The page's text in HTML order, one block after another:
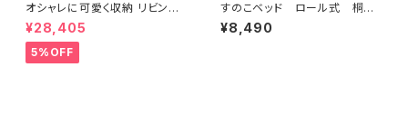
オシャレに可愛く収納 リビング
用ローチェスト 4段 幅90cm
天然木（桐）日本製｜petora-
ペトラ- SH-08-PTR90
¥28,405
5%OFF
すのこベッド ロール式 桐仕
様(セミダブル)【Schlaf-シュラ
フ-】 桐 すのこ ロール式
¥8,490